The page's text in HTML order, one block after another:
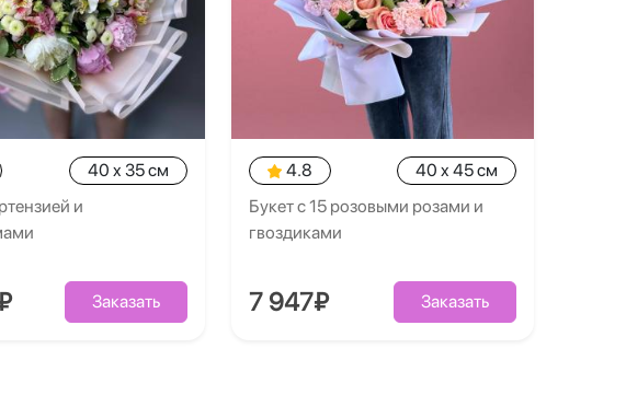
40 x 35 см
и
Заказать
4.8
40 x 45 см
Букет с 15 розовыми розами и
гвоздиками
7 947₽ Заказать